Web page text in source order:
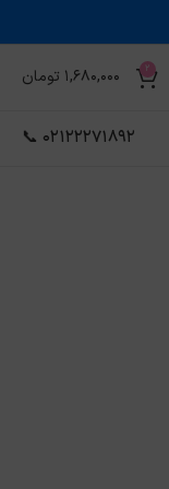
2
1,680,000 تومان
02122271892 📞